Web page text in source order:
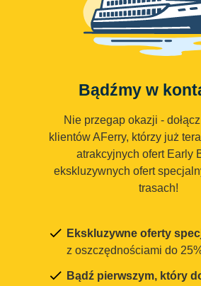
Bądźmy w
Nie przegap okazji -
klientów AFerry, którzy już
atrakcyjnych ofert Early
ekskluzywnych ofert
trasach!
Ekskluzywne oferty
z oszczędnościami do
Bądź pierwszym, który